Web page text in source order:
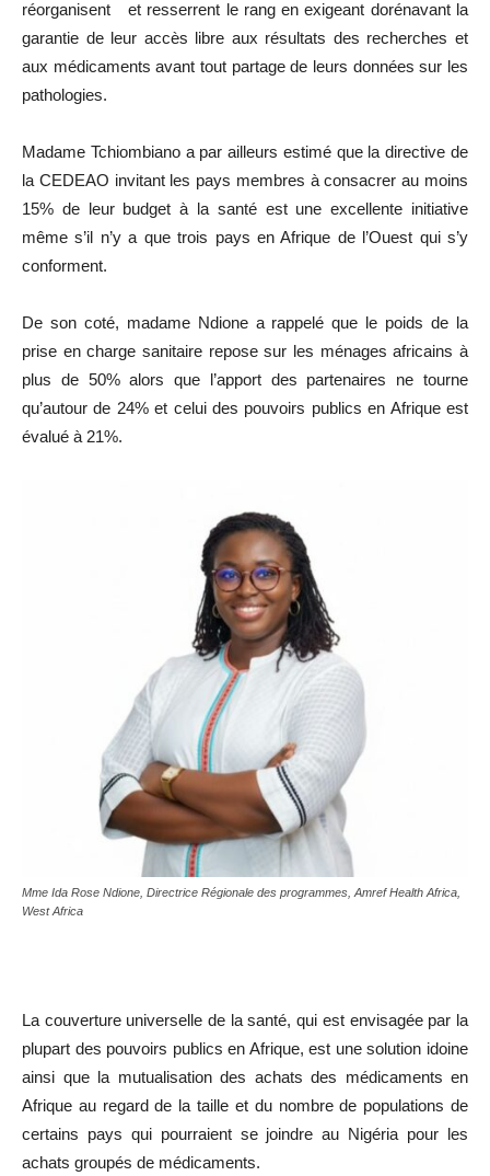
réorganisent et resserrent le rang en exigeant dorénavant la
garantie de leur accès libre aux résultats des recherches et
aux médicaments avant tout partage de leurs données sur les
pathologies.
Madame Tchiombiano a par ailleurs estimé que la directive de
la CEDEAO invitant les pays membres à consacrer au moins
15% de leur budget à la santé est une excellente initiative
même s’il n’y a que trois pays en Afrique de l’Ouest qui s’y
conforment.
De son coté, madame Ndione a rappelé que le poids de la
prise en charge sanitaire repose sur les ménages africains à
plus de 50% alors que l’apport des partenaires ne tourne
qu’autour de 24% et celui des pouvoirs publics en Afrique est
évalué à 21%.
Mme Ida Rose Ndione, Directrice Régionale des programmes, Amref Health Africa,
West Africa
La couverture universelle de la santé, qui est envisagée par la
plupart des pouvoirs publics en Afrique, est une solution idoine
ainsi que la mutualisation des achats des médicaments en
Afrique au regard de la taille et du nombre de populations de
certains pays qui pourraient se joindre au Nigéria pour les
achats groupés de médicaments.